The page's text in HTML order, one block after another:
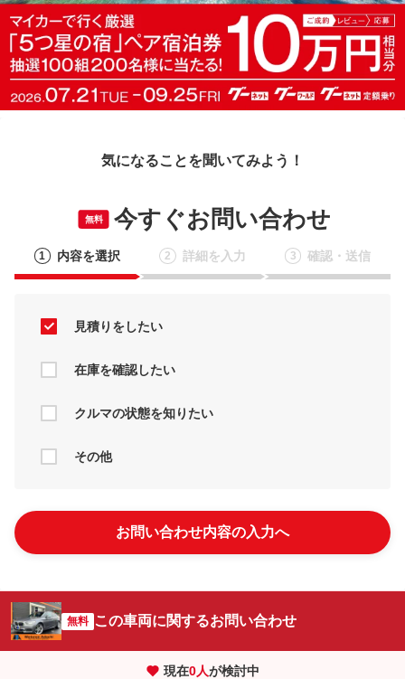
気になることを聞いてみよう！
無料 今すぐお問い合わせ
1 内容を選択 2 詳細を入力 3 確認・送信
見積りをしたい
在庫を確認したい
クルマの状態を知りたい
その他
お問い合わせ内容の入力へ
無料 この車両に関するお問い合わせ
現在0人が検討中